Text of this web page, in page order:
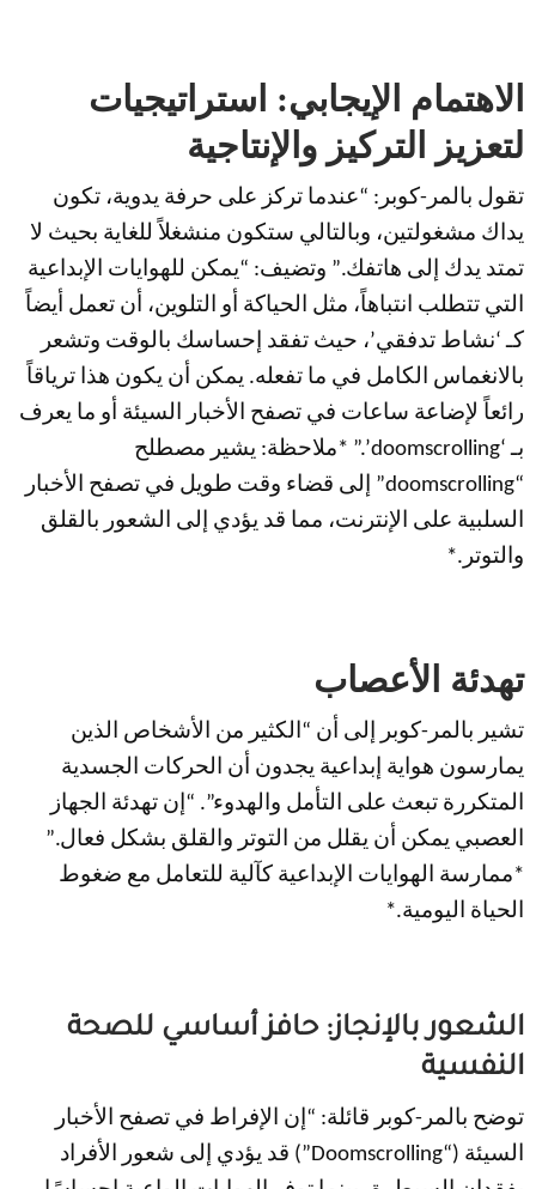
الاهتمام الإيجابي: استراتيجيات
لتعزيز التركيز والإنتاجية
تقول بالمر-كوبر: “عندما تركز على حرفة يدوية، تكون
يداك مشغولتين، وبالتالي ستكون منشغلاً للغاية بحيث لا
تمتد يدك إلى هاتفك.” وتضيف: “يمكن للهوايات الإبداعية
التي تتطلب انتباهاً، مثل الحياكة أو التلوين، أن تعمل أيضاً
كـ ‘نشاط تدفقي’، حيث تفقد إحساسك بالوقت وتشعر
بالانغماس الكامل في ما تفعله. يمكن أن يكون هذا ترياقاً
رائعاً لإضاعة ساعات في تصفح الأخبار السيئة أو ما يعرف
بـ ‘doomscrolling’.” *ملاحظة: يشير مصطلح
“doomscrolling” إلى قضاء وقت طويل في تصفح الأخبار
السلبية على الإنترنت، مما قد يؤدي إلى الشعور بالقلق
والتوتر.*
تهدئة الأعصاب
تشير بالمر-كوبر إلى أن “الكثير من الأشخاص الذين
يمارسون هواية إبداعية يجدون أن الحركات الجسدية
المتكررة تبعث على التأمل والهدوء”. “إن تهدئة الجهاز
العصبي يمكن أن يقلل من التوتر والقلق بشكل فعال.”
*ممارسة الهوايات الإبداعية كآلية للتعامل مع ضغوط
الحياة اليومية.*
الشعور بالإنجاز: حافز أساسي للصحة
النفسية
توضح بالمر-كوبر قائلة: “إن الإفراط في تصفح الأخبار
السيئة (“Doomscrolling”) قد يؤدي إلى شعور الأفراد